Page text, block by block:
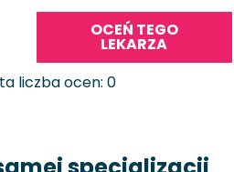
OCEŃ TEGO
LEKARZA
liczba ocen: 0